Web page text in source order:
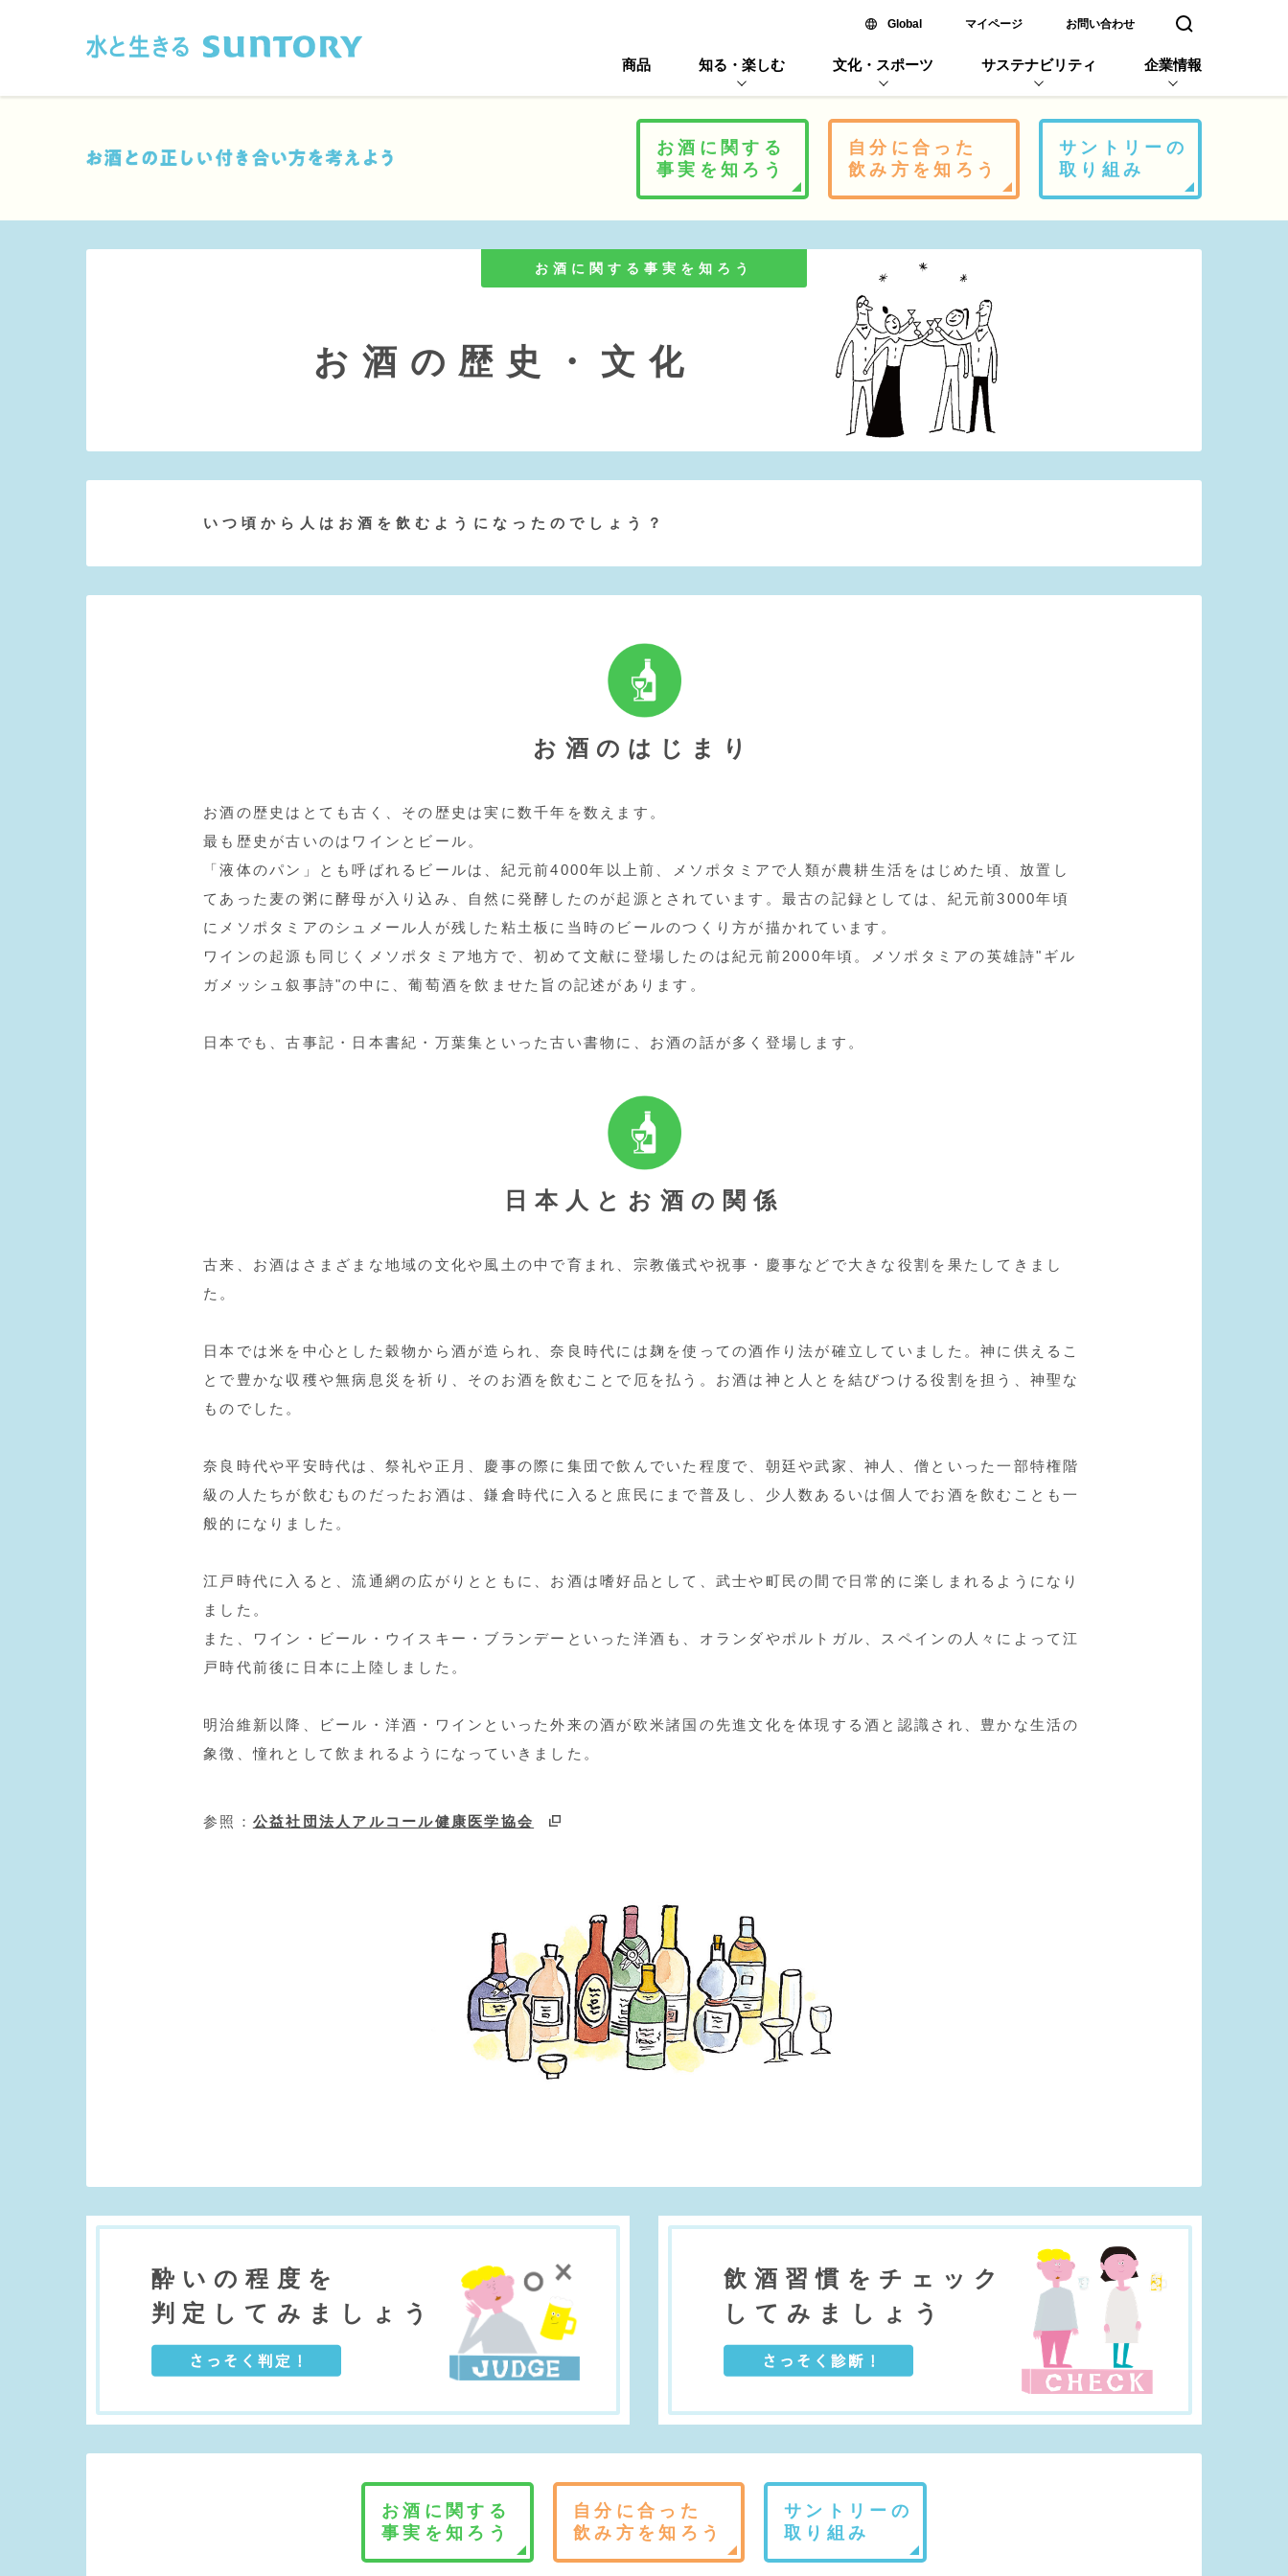
Global新しいウィンドウで開く
マイページ お問い合わせ 検索窓を開く
商品 知る・楽しむ 文化・スポーツ サステナビリティ 企業情報
お酒に関する
事実を知ろう
自分に合った
飲み方を知ろう
サントリーの
取り組み
お酒に関する事実を知ろう
お酒の歴史・文化
いつ頃から人はお酒を飲むようになったのでしょう？
お酒のはじまり
お酒の歴史はとても古く、その歴史は実に数千年を数えます。
最も歴史が古いのはワインとビール。
「液体のパン」とも呼ばれるビールは、紀元前4000年以上前、メソポタミアで人類が農耕生活をはじめた頃、放置し
てあった麦の粥に酵母が入り込み、自然に発酵したのが起源とされています。最古の記録としては、紀元前3000年頃
にメソポタミアのシュメール人が残した粘土板に当時のビールのつくり方が描かれています。
ワインの起源も同じくメソポタミア地方で、初めて文献に登場したのは紀元前2000年頃。メソポタミアの英雄詩"ギル
ガメッシュ叙事詩"の中に、葡萄酒を飲ませた旨の記述があります。
日本でも、古事記・日本書紀・万葉集といった古い書物に、お酒の話が多く登場します。
日本人とお酒の関係
古来、お酒はさまざまな地域の文化や風土の中で育まれ、宗教儀式や祝事・慶事などで大きな役割を果たしてきまし
た。
日本では米を中心とした穀物から酒が造られ、奈良時代には麹を使っての酒作り法が確立していました。神に供えるこ
とで豊かな収穫や無病息災を祈り、そのお酒を飲むことで厄を払う。お酒は神と人とを結びつける役割を担う、神聖な
ものでした。
奈良時代や平安時代は、祭礼や正月、慶事の際に集団で飲んでいた程度で、朝廷や武家、神人、僧といった一部特権階
級の人たちが飲むものだったお酒は、鎌倉時代に入ると庶民にまで普及し、少人数あるいは個人でお酒を飲むことも一
般的になりました。
江戸時代に入ると、流通網の広がりとともに、お酒は嗜好品として、武士や町民の間で日常的に楽しまれるようになり
ました。
また、ワイン・ビール・ウイスキー・ブランデーといった洋酒も、オランダやポルトガル、スペインの人々によって江
戸時代前後に日本に上陸しました。
明治維新以降、ビール・洋酒・ワインといった外来の酒が欧米諸国の先進文化を体現する酒と認識され、豊かな生活の
象徴、憧れとして飲まれるようになっていきました。
参照： 公益社団法人アルコール健康医学協会
酔いの程度を
判定してみましょう
飲酒習慣をチェック
してみましょう
お酒に関する
事実を知ろう
自分に合った
飲み方を知ろう
サントリーの
取り組み